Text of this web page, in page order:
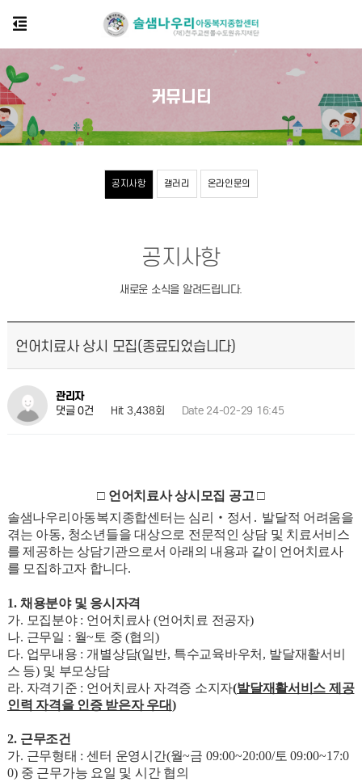
공지사항 갤러리 온라인문의
커뮤니티
공지사항
새로운 소식을 알려드립니다.
언어치료사 상시 모집(종료되었습니다)
관리자
댓글 0건
Hit 3,438회 Date 24-02-29 16:45
□ 언어치료사 상시모집 공고□
솔샘나우리아동복지종합센터는 심리
‧ 정서 ․ 발달적 어려움을
겪는 아동, 청소년들을 대상으로 전문적인 상담 및 치료서비스
를 제공하는 상담기관으로서 아래의 내용과 같이 언어치료사
를 모집하고자 합니다.
1. 채용분야 및 응시자격
가. 모집분야 : 언어치료사 (언어치료 전공자)
나. 근무일 : 월~토 중(협의 )
다. 업무내용 : 개별상담(일반, 특수교육바우처 , 발달재활서비
스 등) 및 부모상담
라. 자격기준 : 언어치료사 자격증 소지자(발달재활서비스 제공
인력 자격을 인증 받은자 우대)
2. 근무조건
가. 근무형태 :센터 운영시간(월~금 09:00~20:00/토09:00~17:0
0) 중 근무가능 요일 및 시간 협의